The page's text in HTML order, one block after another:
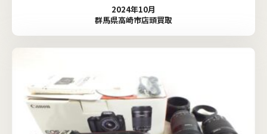
2024年10月
群馬県高崎市店頭買取